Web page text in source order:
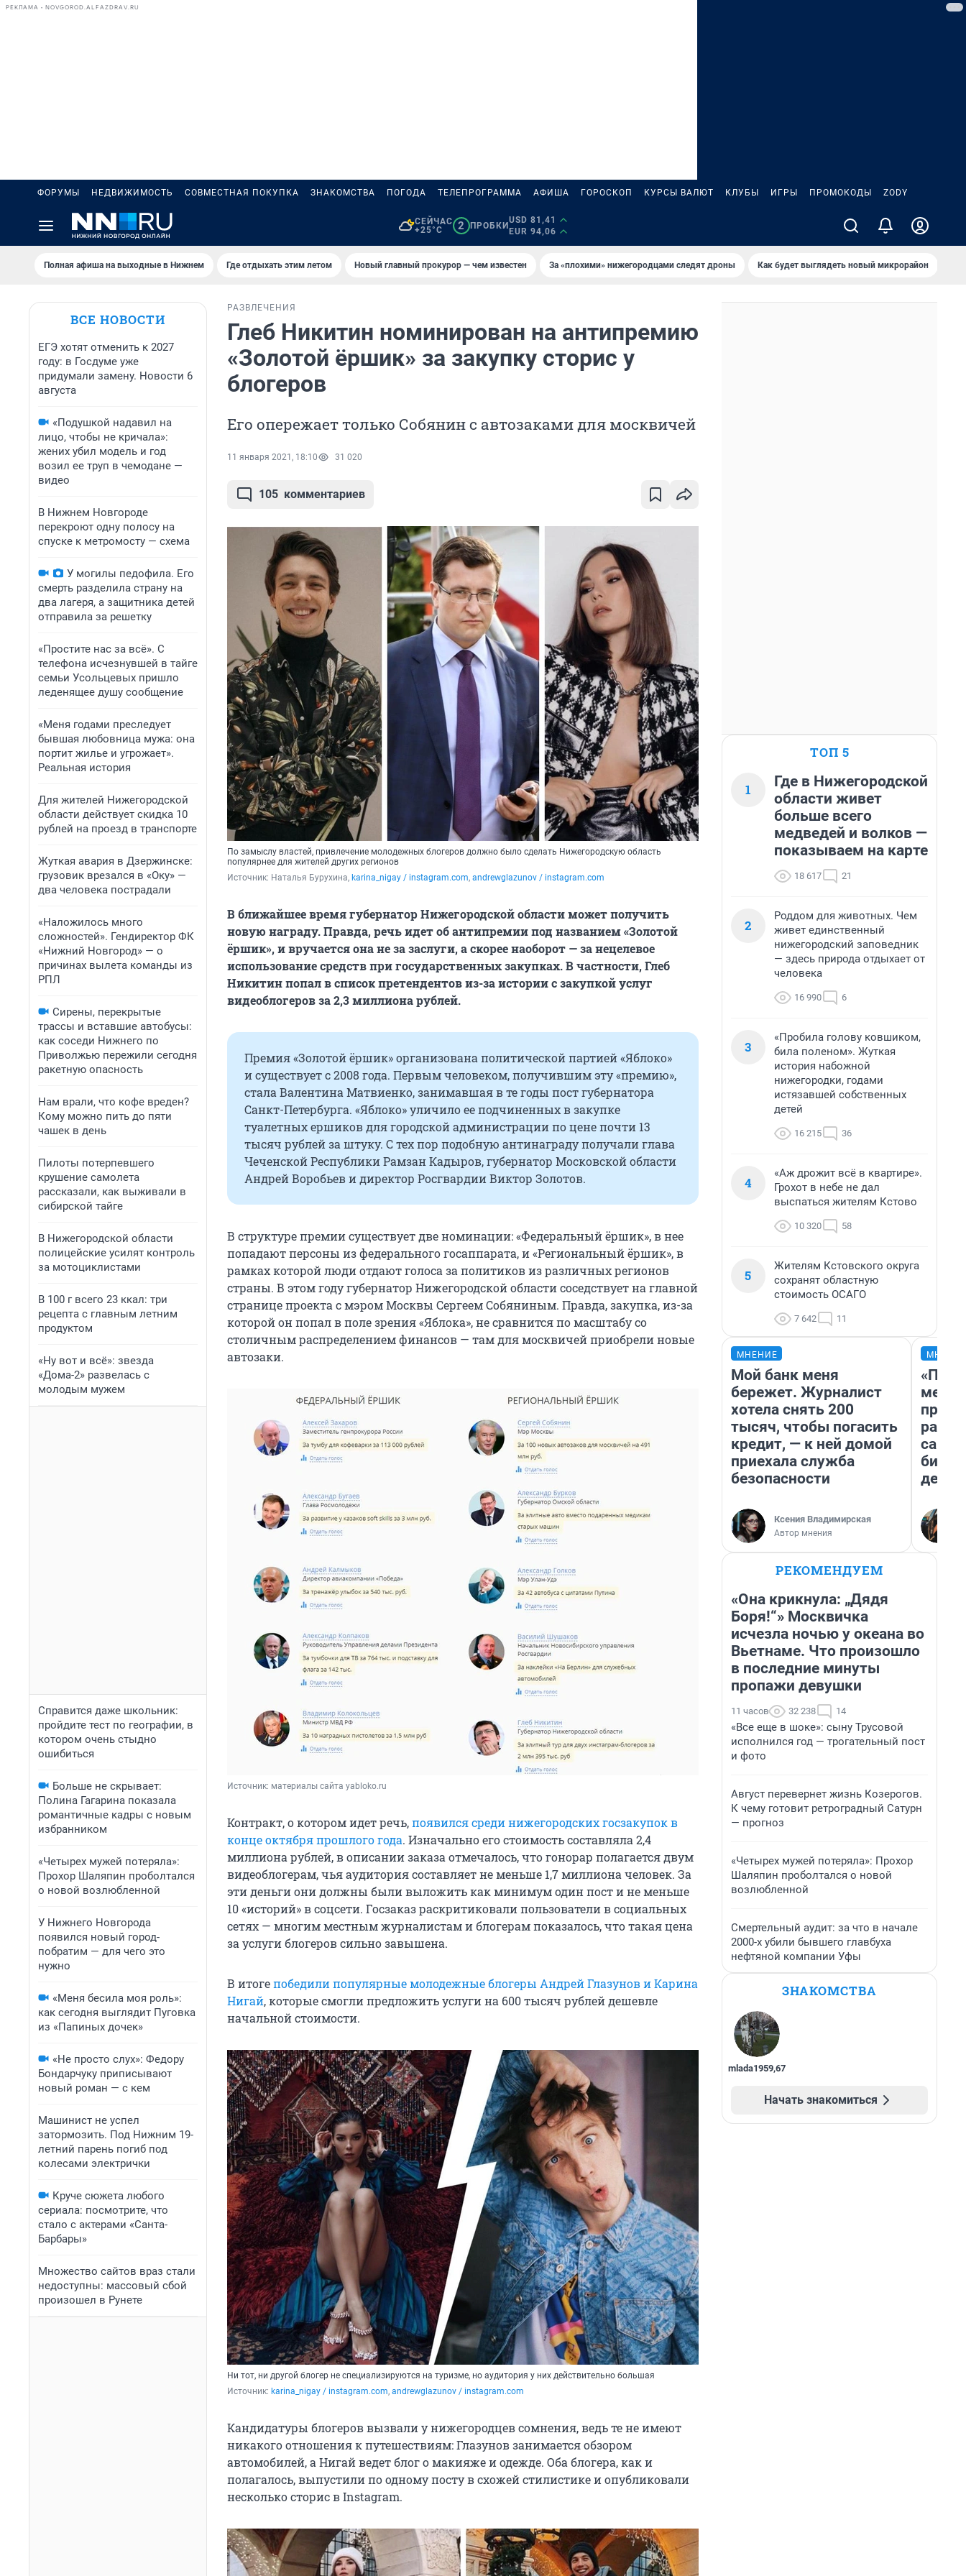
РЕКЛАМА • NOVGOROD.ALFAZDRAV.RU
ФОРУМЫ НЕДВИЖИМОСТЬ СОВМЕСТНАЯ ПОКУПКА ЗНАКОМСТВА ПОГОДА ТЕЛЕПРОГРАММА АФИША ГОРОСКОП КУРСЫ ВАЛЮТ КЛУБЫ ИГРЫ ПРОМОКОДЫ ZODY
СЕЙЧАС
+25°C
2 ПРОБКИ
USD 81,41
EUR 94,06
Полная афиша на выходные в Нижнем Где отдыхать этим летом Новый главный прокурор — чем известен За «плохими» нижегородцами следят дроны Как будет выглядеть новый микрорайон
ВСЕ НОВОСТИ
ЕГЭ хотят отменить к 2027
году: в Госдуме уже
придумали замену. Новости 6
августа
«Подушкой надавил на
лицо, чтобы не кричала»:
жених убил модель и год
возил ее труп в чемодане —
видео
В Нижнем Новгороде
перекроют одну полосу на
спуске к метромосту — схема
У могилы педофила. Его
смерть разделила страну на
два лагеря, а защитника детей
отправила за решетку
«Простите нас за всё». С
телефона исчезнувшей в тайге
семьи Усольцевых пришло
леденящее душу сообщение
«Меня годами преследует
бывшая любовница мужа: она
портит жилье и угрожает».
Реальная история
Для жителей Нижегородской
области действует скидка 10
рублей на проезд в транспорте
Жуткая авария в Дзержинске:
грузовик врезался в «Оку» —
два человека пострадали
«Наложилось много
сложностей». Гендиректор ФК
«Нижний Новгород» — о
причинах вылета команды из
РПЛ
Сирены, перекрытые
трассы и вставшие автобусы:
как соседи Нижнего по
Приволжью пережили сегодня
ракетную опасность
Нам врали, что кофе вреден?
Кому можно пить до пяти
чашек в день
Пилоты потерпевшего
крушение самолета
рассказали, как выживали в
сибирской тайге
В Нижегородской области
полицейские усилят контроль
за мотоциклистами
В 100 г всего 23 ккал: три
рецепта с главным летним
продуктом
«Ну вот и всё»: звезда
«Дома-2» развелась с
молодым мужем
Справится даже школьник:
пройдите тест по географии, в
котором очень стыдно
ошибиться
Больше не скрывает:
Полина Гагарина показала
романтичные кадры с новым
избранником
«Четырех мужей потеряла»:
Прохор Шаляпин проболтался
о новой возлюбленной
У Нижнего Новгорода
появился новый город-
побратим — для чего это
нужно
«Меня бесила моя роль»:
как сегодня выглядит Пуговка
из «Папиных дочек»
«Не просто слух»: Федору
Бондарчуку приписывают
новый роман — с кем
Машинист не успел
затормозить. Под Нижним 19-
летний парень погиб под
колесами электрички
Круче сюжета любого
сериала: посмотрите, что
стало с актерами «Санта-
Барбары»
Множество сайтов враз стали
недоступны: массовый сбой
произошел в Рунете
РАЗВЛЕЧЕНИЯ
Глеб Никитин номинирован на антипремию
«Золотой ёршик» за закупку сторис у
блогеров
Его опережает только Собянин с автозаками для москвичей
11 января 2021, 18:10 31 020
105 комментариев
По замыслу властей, привлечение молодежных блогеров должно было сделать Нижегородскую область
популярнее для жителей других регионов
Источник: Наталья Бурухина, karina_nigay / instagram.com, andrewglazunov / instagram.com
В ближайшее время губернатор Нижегородской области может получить
новую награду. Правда, речь идет об антипремии под названием «Золотой
ёршик», и вручается она не за заслуги, а скорее наоборот — за нецелевое
использование средств при государственных закупках. В частности, Глеб
Никитин попал в список претендентов из-за истории с закупкой услуг
видеоблогеров за 2,3 миллиона рублей.
Премия «Золотой ёршик» организована политической партией «Яблоко»
и существует с 2008 года. Первым человеком, получившим эту «премию»,
стала Валентина Матвиенко, занимавшая в те годы пост губернатора
Санкт-Петербурга. «Яблоко» уличило ее подчиненных в закупке
туалетных ершиков для городской администрации по цене почти 13
тысяч рублей за штуку. С тех пор подобную антинаграду получали глава
Чеченской Республики Рамзан Кадыров, губернатор Московской области
Андрей Воробьев и директор Росгвардии Виктор Золотов.
В структуре премии существует две номинации: «Федеральный ёршик», в нее
попадают персоны из федерального госаппарата, и «Региональный ёршик», в
рамках которой люди отдают голоса за политиков из различных регионов
страны. В этом году губернатор Нижегородской области соседствует на главной
странице проекта с мэром Москвы Сергеем Собяниным. Правда, закупка, из-за
которой он попал в поле зрения «Яблока», не сравнится по масштабу со
столичным распределением финансов — там для москвичей приобрели новые
автозаки.
Источник: материалы сайта yabloko.ru
Контракт, о котором идет речь,появился среди нижегородских госзакупок в
конце октября прошлого года. Изначально его стоимость составляла 2,4
миллиона рублей, в описании заказа отмечалось, что гонорар полагается двум
видеоблогерам, чья аудитория составляет не меньше 1,7 миллиона человек. За
эти деньги они должны были выложить как минимум один пост и не меньше
10 «историй» в соцсети. Госзаказ раскритиковали пользователи в социальных
сетях — многим местным журналистам и блогерам показалось, что такая цена
за услуги блогеров сильно завышена.
В итогепобедили популярные молодежные блогеры Андрей Глазунов и Карина
Нигай, которые смогли предложить услуги на 600 тысяч рублей дешевле
начальной стоимости.
Ни тот, ни другой блогер не специализируются на туризме, но аудитория у них действительно большая
Источник: karina_nigay / instagram.com, andrewglazunov / instagram.com
Кандидатуры блогеров вызвали у нижегородцев сомнения, ведь те не имеют
никакого отношения к путешествиям: Глазунов занимается обзором
автомобилей, а Нигай ведет блог о макияже и одежде. Оба блогера, как и
полагалось, выпустили по одному посту в схожей стилистике и опубликовали
несколько сторис в Instagram.
ТОП 5
1
Где в Нижегородской
области живет
больше всего
медведей и волков —
показываем на карте
18 617 21
2
Роддом для животных. Чем
живет единственный
нижегородский заповедник
— здесь природа отдыхает от
человека
16 990 6
3
«Пробила голову ковшиком,
била поленом». Жуткая
история набожной
нижегородки, годами
истязавшей собственных
детей
16 215 36
4
«Аж дрожит всё в квартире».
Грохот в небе не дал
выспаться жителям Кстово
10 320 58
5
Жителям Кстовского округа
сохранят областную
стоимость ОСАГО
7 642 11
МНЕНИЕ
Мой банк меня
бережет. Журналист
хотела снять 200
тысяч, чтобы погасить
кредит, — к ней домой
приехала служба
безопасности
Ксения Владимирская
Автор мнения
РЕКОМЕНДУЕМ
«Она крикнула: „Дядя
Боря!“» Москвичка
исчезла ночью у океана во
Вьетнаме. Что произошло
в последние минуты
пропажи девушки
11 часов 32 238 14
«Все еще в шоке»: сыну Трусовой
исполнился год — трогательный пост
и фото
Август перевернет жизнь Козерогов.
К чему готовит ретроградный Сатурн
— прогноз
«Четырех мужей потеряла»: Прохор
Шаляпин проболтался о новой
возлюбленной
Смертельный аудит: за что в начале
2000-х убили бывшего главбуха
нефтяной компании Уфы
ЗНАКОМСТВА
mlada1959,67
Начать знакомиться